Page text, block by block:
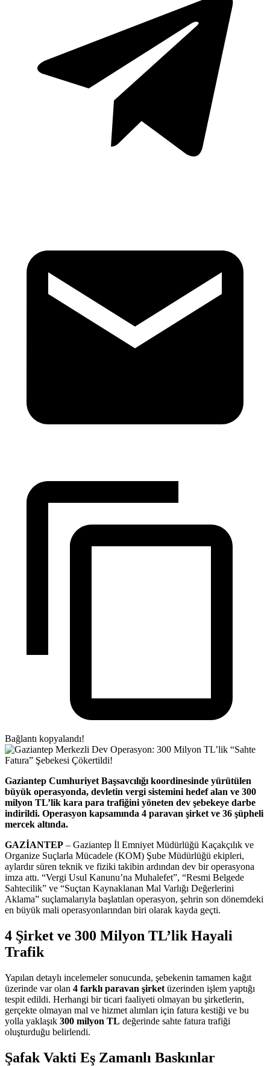
Bağlantı kopyalandı!
Gaziantep Cumhuriyet Başsavcılığı koordinesinde yürütülen
büyük operasyonda, devletin vergi sistemini hedef alan ve 300
milyon TL’lik kara para trafiğini yöneten dev şebekeye darbe
indirildi. Operasyon kapsamında 4 paravan şirket ve 36 şüpheli
mercek altında.
GAZİANTEP – Gaziantep İl Emniyet Müdürlüğü Kaçakçılık ve
Organize Suçlarla Mücadele (KOM) Şube Müdürlüğü ekipleri,
aylardır süren teknik ve fiziki takibin ardından dev bir operasyona
imza attı. “Vergi Usul Kanunu’na Muhalefet”, “Resmi Belgede
Sahtecilik” ve “Suçtan Kaynaklanan Mal Varlığı Değerlerini
Aklama” suçlamalarıyla başlatılan operasyon, şehrin son dönemdeki
en büyük mali operasyonlarından biri olarak kayda geçti.
4 Şirket ve 300 Milyon TL’lik Hayali
Trafik
Yapılan detaylı incelemeler sonucunda, şebekenin tamamen kağıt
üzerinde var olan 4 farklı paravan şirket üzerinden işlem yaptığı
tespit edildi. Herhangi bir ticari faaliyeti olmayan bu şirketlerin,
gerçekte olmayan mal ve hizmet alımları için fatura kestiği ve bu
yolla yaklaşık 300 milyon TL değerinde sahte fatura trafiği
oluşturduğu belirlendi.
Şafak Vakti Eş Zamanlı Baskınlar